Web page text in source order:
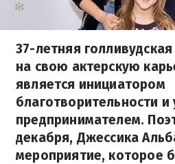
37-летняя
на свою актерскую
является инициатором
благотворительности
предпринимателем.
декабря, Джессика
мероприятие, которое